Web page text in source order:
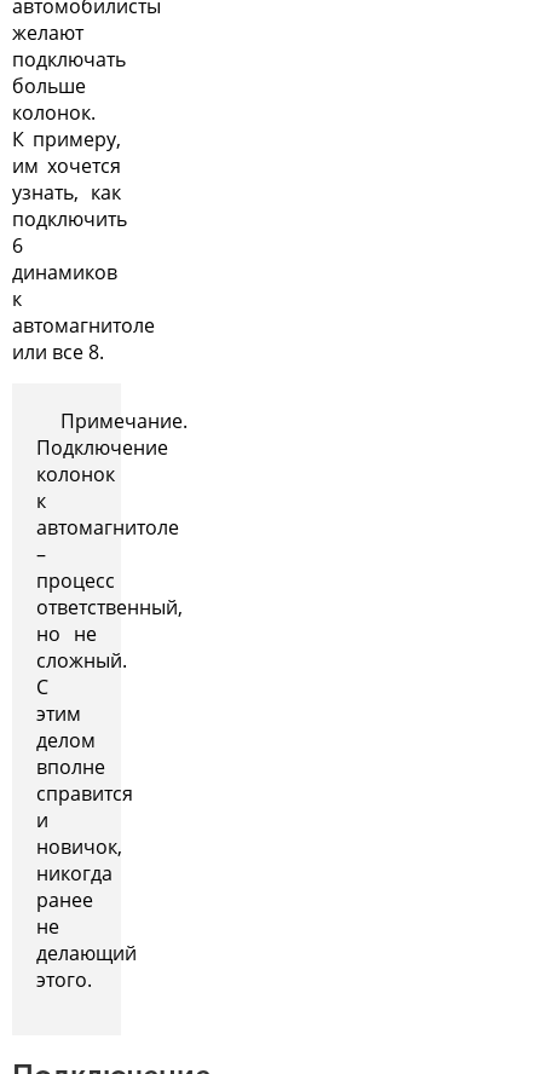
автомобилисты
желают
подключать
больше
колонок.
К примеру,
им хочется
узнать, как
подключить
6
динамиков
к
автомагнитоле
или все 8.
Примечание.
Подключение
колонок
к
автомагнитоле
–
процесс
ответственный,
но не
сложный.
С
этим
делом
вполне
справится
и
новичок,
никогда
ранее
не
делающий
этого.